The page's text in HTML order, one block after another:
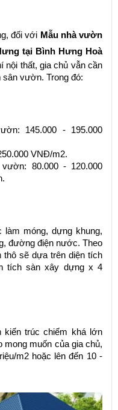
đối với Mẫu nhà vườn
tại Bình Hưng Hoà
nội thất, gia chủ vẫn cần
sân vườn. Trong đó:
145.000 - 195.000
VNĐ/m2.
80.000 - 120.000
móng, dựng khung,
đường điện nước. Theo
thô sẽ dựa trên diện tích
tích sàn xây dựng x 4
kiến trúc chiếm khá lớn
mong muốn của gia chủ,
m2 hoặc lên đến 10 -